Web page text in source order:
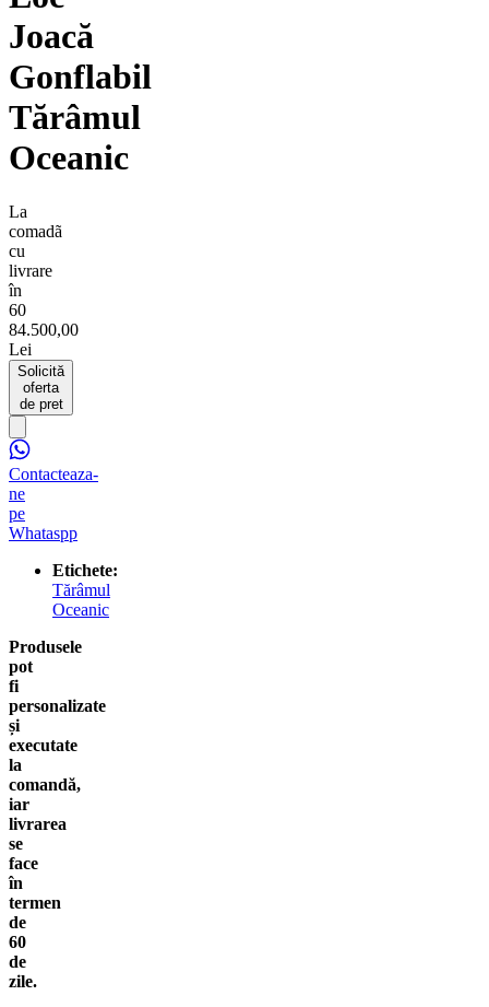
Joacă
Gonflabil
Tărâmul
Oceanic
La
comadã
cu
livrare
în
60
84.500,00
Lei
Solicită
oferta
de pret
Contacteaza-
ne
pe
Whataspp
Etichete:
Tărâmul
Oceanic
Produsele
pot
fi
personalizate
și
executate
la
comandă,
iar
livrarea
se
face
în
termen
de
60
de
zile.